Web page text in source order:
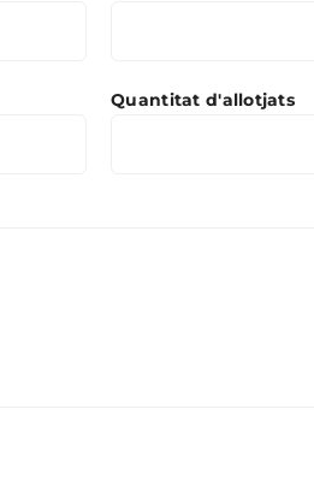
Quantitat d'allotjats